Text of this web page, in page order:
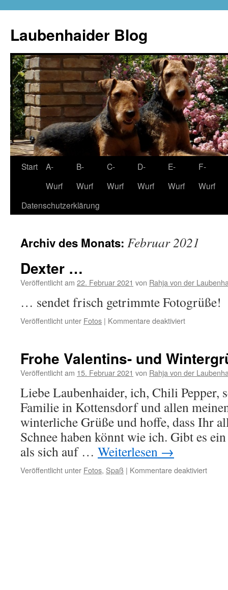
springen
Laubenhaider Blog
Start
A-
Wurf
B-
Wurf
C-
Wurf
D-
Wurf
E-
Wurf
F-
Wurf
Datenschutzerklärung
Archiv des Monats: Februar 2021
Dexter …
Veröffentlicht am 22. Februar 2021 von Rahja von der
… sendet frisch getrimmte Fotogrüße!
Veröffentlicht unter Fotos | Kommentare deaktiviertfür
Frohe Valentins- und
Veröffentlicht am 15. Februar 2021 von Rahja von der
Liebe Laubenhaider, ich, Chili Pepper,
Familie in Kottensdorf und allen
winterliche Grüße und hoffe, dass Ihr
Schnee haben könnt wie ich. Gibt es
als sich auf … Weiterlesen →
Veröffentlicht unter Fotos, Spaß | Kommentare deaktiviertfür